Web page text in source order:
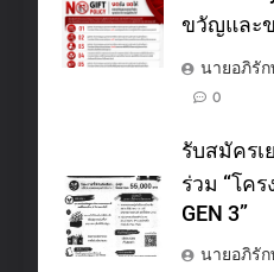
ขวัญและ
นายอภิรั
0
รับสมัครเ
ร่วม “โค
GEN 3”
นายอภิรั